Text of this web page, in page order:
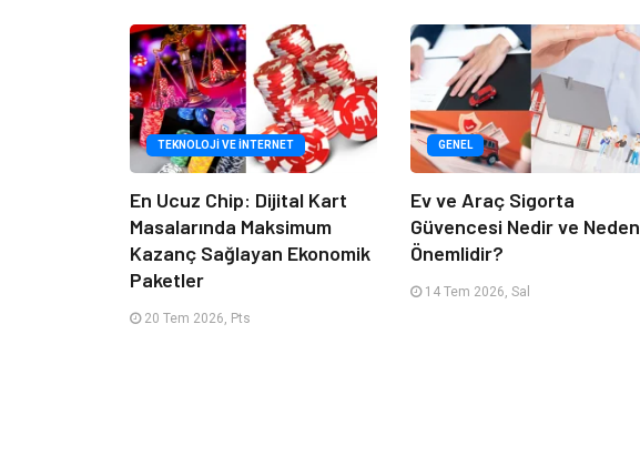
TEKNOLOJI VE İNTERNET
En Ucuz Chip: Dijital Kart
Masalarında Maksimum
Kazanç Sağlayan Ekonomik
Paketler
20 Tem 2026, Pts
GENEL
Ev ve Araç Sigorta
Güvencesi Nedir ve Neden
Önemlidir?
14 Tem 2026, Sal